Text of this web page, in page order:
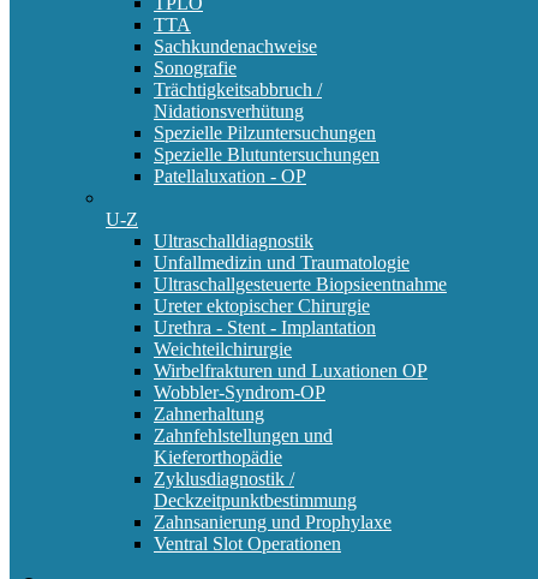
TTA
Sachkundenachweise
Sonografie
Trächtigkeitsabbruch /
Nidationsverhütung
Spezielle Pilzuntersuchungen
Spezielle Blutuntersuchungen
Patellaluxation - OP
U-Z
Ultraschalldiagnostik
Unfallmedizin und Traumatologie
Ultraschallgesteuerte Biopsieentnahme
Ureter ektopischer Chirurgie
Urethra - Stent - Implantation
Weichteilchirurgie
Wirbelfrakturen und Luxationen OP
Wobbler-Syndrom-OP
Zahnerhaltung
Zahnfehlstellungen und
Kieferorthopädie
Zyklusdiagnostik /
Deckzeitpunktbestimmung
Zahnsanierung und Prophylaxe
Ventral Slot Operationen